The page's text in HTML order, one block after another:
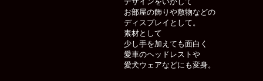
お部屋の飾りや敷物などの
ディスプレイとして。
素材として
少し手を加えても面白く
愛車のヘッドレストや
愛犬ウェアなどにも変身。